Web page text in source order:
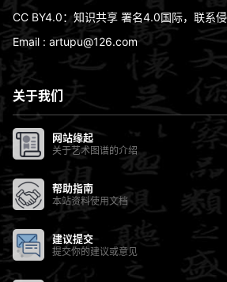
CC BY4.0：知识共享 署名4.0国际，联系侵
Email : artupu@126.com
关于我们
网站缘起
关于艺术图谱的介绍
帮助指南
本站资料使用文档
建议提交
提交你的建议或意见